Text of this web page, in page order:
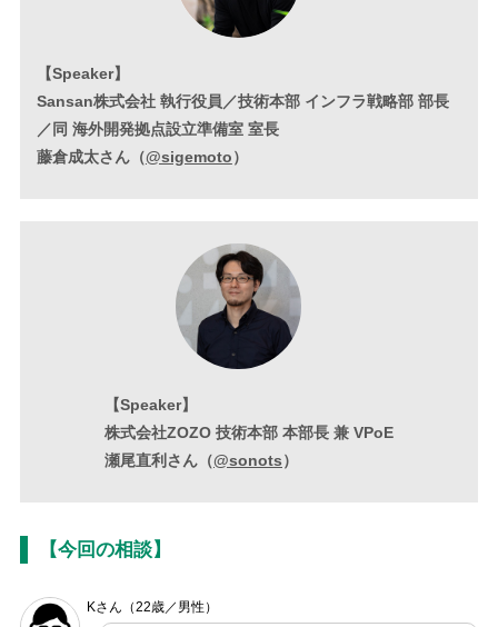
【Speaker】
Sansan株式会社 執行役員／技術本部 インフラ戦略部 部長
／同 海外開発拠点設立準備室 室長
藤倉成太さん（@sigemoto）
【Speaker】
株式会社ZOZO 技術本部 本部長 兼 VPoE
瀬尾直利さん（@sonots）
【今回の相談】
Kさん（22歳／男性）